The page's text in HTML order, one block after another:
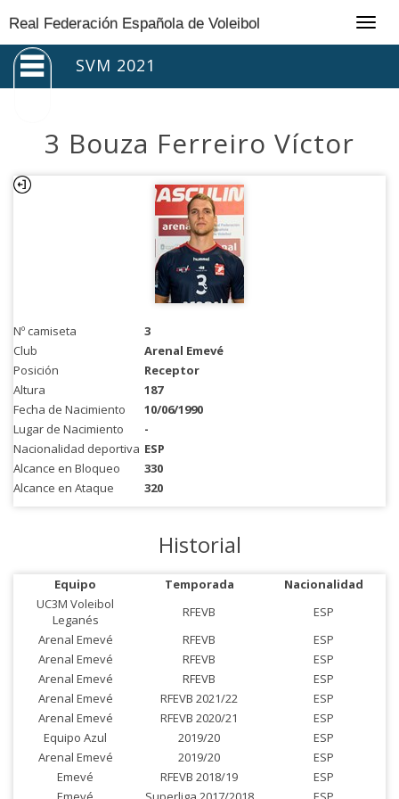
Real Federación Española de Voleibol
SVM 2021
3 Bouza Ferreiro Víctor
Nº camiseta
3
Club
Arenal Emevé
Posición
Receptor
Altura
187
Fecha de Nacimiento
10/06/1990
Lugar de Nacimiento
-
Nacionalidad deportiva ESP
Alcance en Bloqueo
330
Alcance en Ataque
320
Historial
Equipo Temporada
Nacionalidad
UC3M Voleibol
Leganés
RFEVB
ESP
Arenal Emevé
RFEVB
ESP
Arenal Emevé
RFEVB
ESP
Arenal Emevé
RFEVB
ESP
Arenal Emevé
RFEVB 2021/22
ESP
Arenal Emevé
RFEVB 2020/21
ESP
Equipo Azul
2019/20
ESP
Arenal Emevé
2019/20
ESP
Emevé
RFEVB 2018/19
ESP